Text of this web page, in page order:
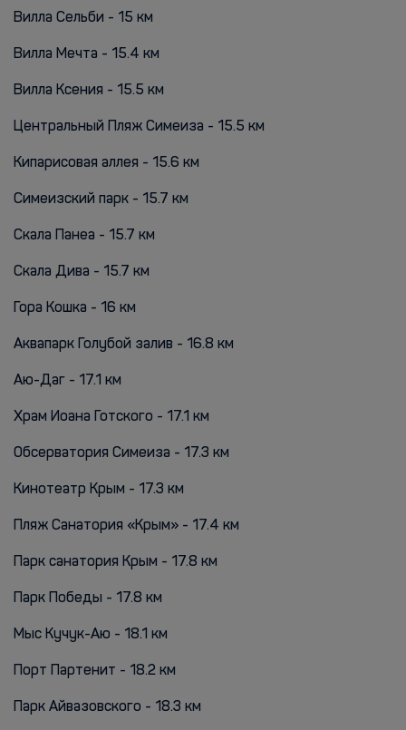
Вилла Сельби - 15 км
Вилла Мечта - 15.4 км
Вилла Ксения - 15.5 км
Центральный Пляж Симеиза - 15.5 км
Кипарисовая аллея - 15.6 км
Симеизский парк - 15.7 км
Скала Панеа - 15.7 км
Cкала Дива - 15.7 км
Гора Кошка - 16 км
Аквапарк Голубой залив - 16.8 км
Аю-Даг - 17.1 км
Храм Иоана Готского - 17.1 км
Обсерватория Симеиза - 17.3 км
Кинотеатр Крым - 17.3 км
Пляж Санатория «Крым» - 17.4 км
Парк санатория Крым - 17.8 км
Парк Победы - 17.8 км
Мыс Кучук-Аю - 18.1 км
Порт Партенит - 18.2 км
Парк Айвазовского - 18.3 км